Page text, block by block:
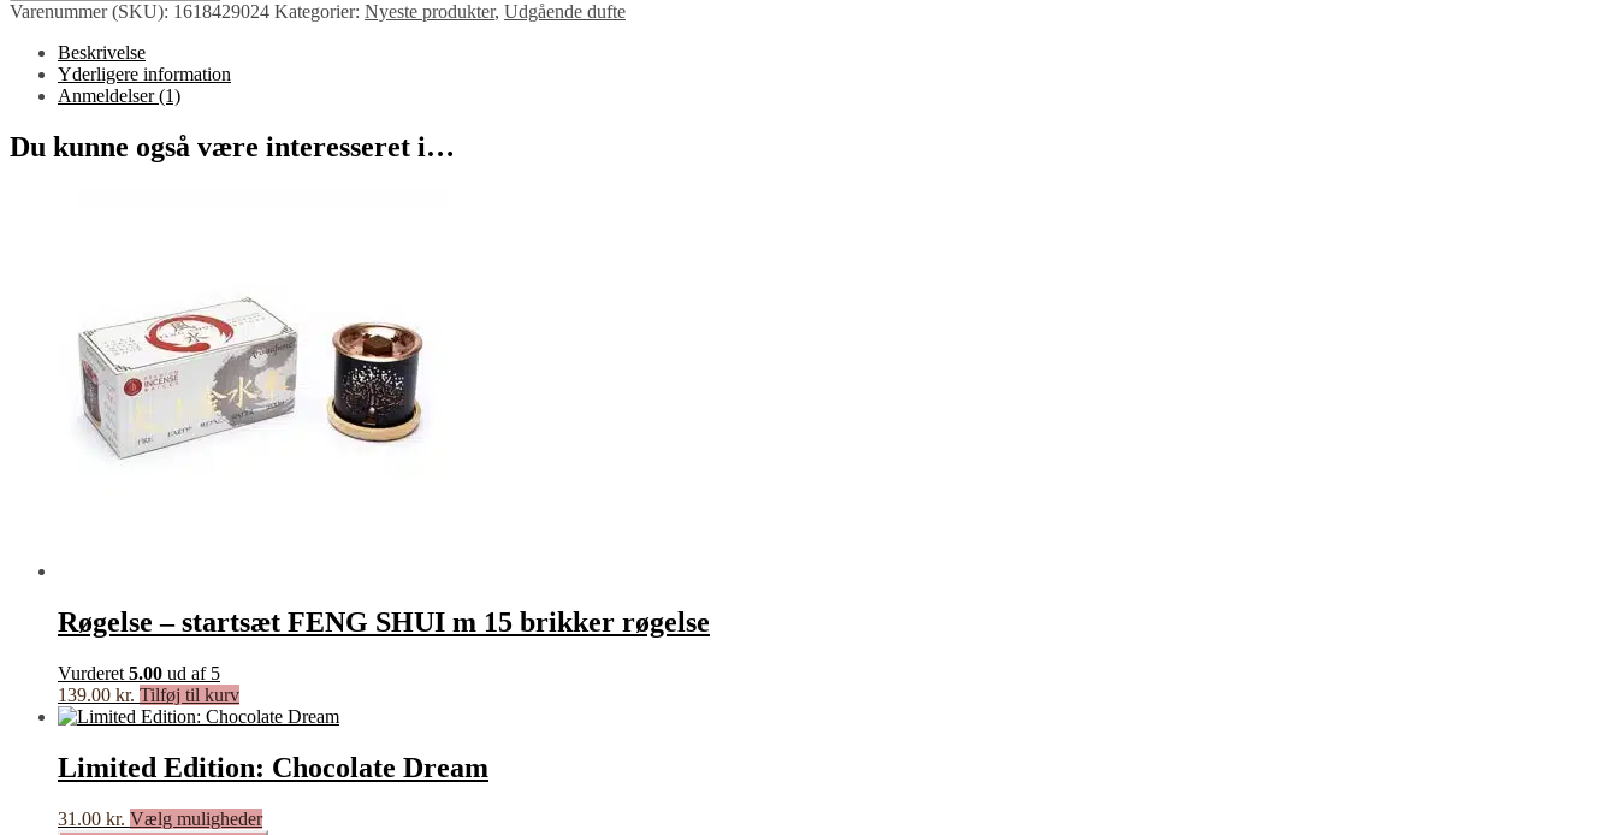
Varenummer (SKU): 1618429024 Kategorier: Nyeste produkter, Udgående dufte
Beskrivelse
Yderligere information
Anmeldelser (1)
Du kunne også være interesseret i…
Røgelse – startsæt FENG SHUI m 15 brikker røgelse
Vurderet 5.00 ud af 5
139.00 kr. Tilføj til kurv
Limited Edition: Chocolate Dream
31.00 kr. Vælg mulighederDette